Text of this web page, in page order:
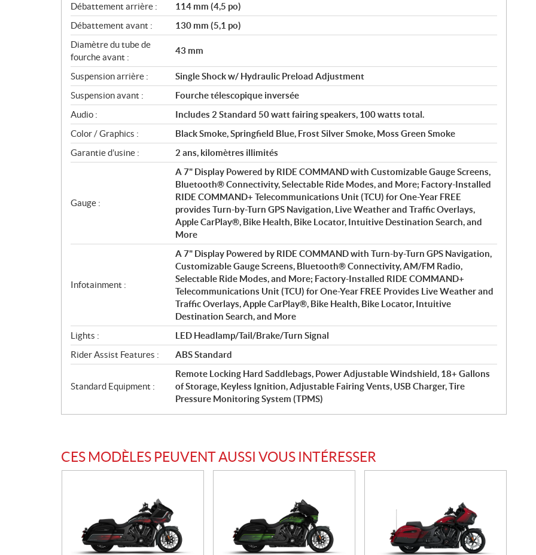
Débattement arrière :
114 mm (4,5 po)
Débattement avant :
130 mm (5,1 po)
Diamètre du tube de
fourche avant :
43 mm
Suspension arrière :
Single Shock w/ Hydraulic Preload Adjustment
Suspension avant :
Fourche télescopique inversée
Audio :
Includes 2 Standard 50 watt fairing speakers, 100 watts total.
Color / Graphics :
Black Smoke, Springfield Blue, Frost Silver Smoke, Moss Green Smoke
Garantie d’usine :
2 ans, kilomètres illimités
Gauge :
A 7" Display Powered by RIDE COMMAND with Customizable Gauge Screens,
Bluetooth® Connectivity, Selectable Ride Modes, and More; Factory-Installed
RIDE COMMAND+ Telecommunications Unit (TCU) for One-Year FREE
provides Turn-by-Turn GPS Navigation, Live Weather and Traffic Overlays,
Apple CarPlay®, Bike Health, Bike Locator, Intuitive Destination Search, and
More
Infotainment :
A 7" Display Powered by RIDE COMMAND with Turn-by-Turn GPS Navigation,
Customizable Gauge Screens, Bluetooth® Connectivity, AM/FM Radio,
Selectable Ride Modes, and More; Factory-Installed RIDE COMMAND+
Telecommunications Unit (TCU) for One-Year FREE Provides Live Weather and
Traffic Overlays, Apple CarPlay®, Bike Health, Bike Locator, Intuitive
Destination Search, and More
Lights :
LED Headlamp/Tail/Brake/Turn Signal
Rider Assist Features :
ABS Standard
Standard Equipment :
Remote Locking Hard Saddlebags, Power Adjustable Windshield, 18+ Gallons
of Storage, Keyless Ignition, Adjustable Fairing Vents, USB Charger, Tire
Pressure Monitoring System (TPMS)
CES MODÈLES PEUVENT AUSSI VOUS INTÉRESSER